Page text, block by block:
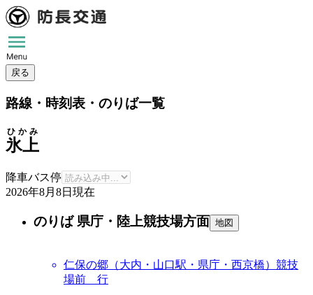
戻る
路線・時刻表・のりば一覧
氷上
ひかみ
降車バス停
2026年8月8日 現在
のりば 県庁・陸上競技場方面 地図
仁保の郷（大内・山口駅・県庁・西京橋）競技
場前 行